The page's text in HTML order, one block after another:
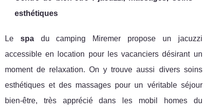
esthétiques
Le spadu camping Miremer propose un jacuzzi
accessible en location pour les vacanciers désirant un
moment de relaxation. On y trouve aussi divers soins
esthétiques et des massages pour un véritable séjour
bien-être, très apprécié dans les mobil homes du